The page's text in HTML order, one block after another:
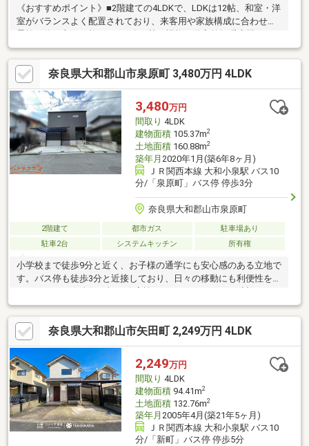
《おすすめポイント》■2階建ての4LDKで、LDKは12帖、和室・洋
室がバランスよく配置されており、来客用や家族構成に合わせた
システムキッチン・屋根裏収納・室内物干しなど設備も充実。■
駐車スペースには普通乗用車１台を駐車できます。■JR大和小泉
駅（徒歩約13分）・近鉄筒井駅（徒歩約16分）の2沿線が利用可
能で、通勤や通学にも便利な立地です。■周辺にはスーパーやド
ラッグストアなどの買物施設が揃っており、生活利便性も良好。
■周閑静な住宅地。落ち着いた住環境の中で子育てしたい方にも
おすすめです。
奈良県大和郡山市泉原町 3,480万円 4LDK
3,480万円
間取り 4LDK
建物面積105.37m2
土地面積160.88m2
築年月 2020年1月(築6年8ヶ月)
ＪＲ関西本線 大和小泉駅 バス10
分/「泉原町」バス停 停歩3分
奈良県大和郡山市泉原町
2階建て 都市ガス
駐車場あり
駐車2台
システムキッチン 所有権
小学校まで徒歩9分と近く、お子様の通学にも安心感のある立地で
す。バス停も徒歩3分と近接しており、日々の移動にも利便性を備
えています。☆人気の楓工務店施工による、こだわりが詰まった
注文住宅仕様です☆2020年築の築浅物件で、室内も大変丁寧に使
用されています☆家事動線を考慮した2階水回り設計で、お洗濯
もスムーズに完結します☆駐車スペースは2台分あり、大切なお
車を雨から守るカーポート付きです☆広々としたウッドデッキが
あり、休日には家族でティータイムも楽しめます
奈良県大和郡山市矢田町 2,249万円 4LDK
2,249万円
間取り 4LDK
建物面積94.41m2
土地面積132.76m2
築年月 2005年4月(築21年5ヶ月)
ＪＲ関西本線 大和小泉駅 バス10
分/「新町」バス停 停歩5分